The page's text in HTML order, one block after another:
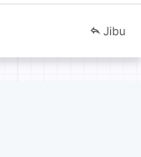
Jibu